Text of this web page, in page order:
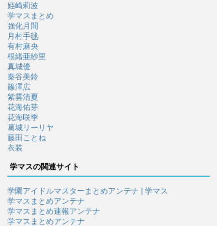
姫崎莉波
学マスまとめ
強化月間
月村手毬
有村麻央
根緒亜紗里
真城優
秦谷美鈴
篠澤広
紫雲清夏
花海佑芽
花海咲季
葛城リーリヤ
藤田ことね
衣装
学マスの関連サイト
学園アイドルマスターまとめアンテナ | 学マス
学マスまとめアンテナ
学マスまとめ速報アンテナ
学マスまとめアンテナ